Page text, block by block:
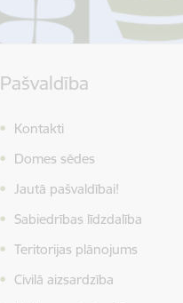
Pašvaldība
Kontakti
Domes sēdes
Jautā pašvaldībai!
Sabiedrības līdzdalība
Teritorijas plānojums
Civilā aizsardzība